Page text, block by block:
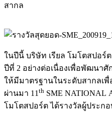
สากล
ในปีนี้ บริษัท เรียล โมโตสปอร์
ปีที่ 2 อย่างต่อเนื่องเพื่อพัฒนา
ให้มีมาตรฐานในระดับสากลเ
ผ่านมา 11 th SME NATIONAL
โมโตสปอร์ต ได้รางวัลผู้ประกอ